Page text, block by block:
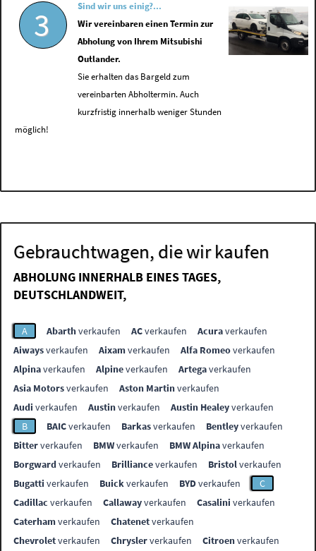
3
Sind wir uns einig?...
Wir vereinbaren einen Termin zur
Abholung von Ihrem Mitsubishi
Outlander.
Sie erhalten das Bargeld zum
vereinbarten Abholtermin. Auch
kurzfristig innerhalb weniger Stunden
möglich!
Gebrauchtwagen, die wir kaufen
ABHOLUNG INNERHALB EINES TAGES,
DEUTSCHLANDWEIT,
A Abarthverkaufen ACverkaufen Acuraverkaufen
Aiwaysverkaufen Aixamverkaufen Alfa Romeoverkaufen
Alpinaverkaufen Alpineverkaufen Artegaverkaufen
Asia Motorsverkaufen Aston Martinverkaufen
Audi verkaufen Austinverkaufen Austin Healeyverkaufen
B
BAICverkaufen Barkasverkaufen Bentleyverkaufen
Bitterverkaufen BMWverkaufen BMW Alpinaverkaufen
Borgwardverkaufen Brillianceverkaufen Bristolverkaufen
Bugatti verkaufen Buickverkaufen BYDverkaufen
C
Cadillac verkaufen Callawayverkaufen Casalini verkaufen
Caterhamverkaufen Chatenetverkaufen
Chevroletverkaufen Chryslerverkaufen Citroenverkaufen